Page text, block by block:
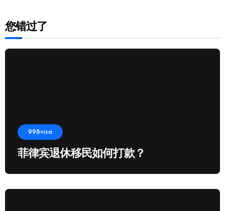
您错过了
998visa
菲律宾退休移民如何打款？